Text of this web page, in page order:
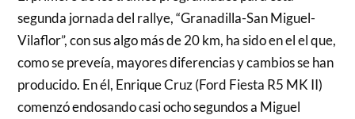
segunda jornada del rallye, “Granadilla-San Miguel-
Vilaflor”, con sus algo más de 20 km, ha sido en el el que,
como se preveía, mayores diferencias y cambios se han
producido. En él, Enrique Cruz (Ford Fiesta R5 MK II)
comenzó endosando casi ocho segundos a Miguel